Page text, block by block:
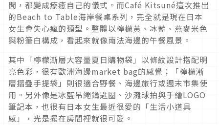
間，都變成療癒自己的儀式。而Café Kitsuné這次推出
的Beach to Table海岸餐桌系列，完全就是現在日本
女生會失心瘋的類型。整體以檸檬黃、冰藍、燕麥米色
與粉筆白構成，看起來就像南法海邊的午餐風景。
其中「檸檬漸層大容量夏日購物袋」以條紋設計搭配明
亮色彩，很有歐洲海邊market bag的感覺；「檸檬漸
層摺疊手提袋」則很適合野餐、海邊旅行或週末市集使
用。另外像是冰藍吊繩鑰匙圈、沙灘球拍與手繪LOGO
筆記本，也很有日本女生最近很愛的「生活小道具
感」，光是擺在房間裡就很可愛。